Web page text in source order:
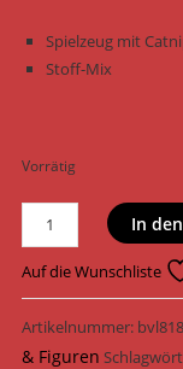
Spielzeug mit
Stoff-Mix
Vorrätig
Nobby
Katzenspielzeug
Wurm
mit
Ball
Stoff
In
Auf die Wunschliste
Artikelnummer:
& Figuren